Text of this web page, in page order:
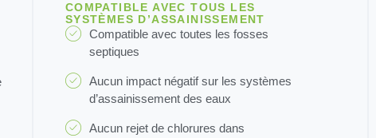
COMPATIBLE AVEC TOUS LES
SYSTÈMES D’ASSAINISSEMENT
Compatible avec toutes les fosses
septiques
Aucun impact négatif sur les systèmes
d’assainissement des eaux
Aucun rejet de chlorures dans